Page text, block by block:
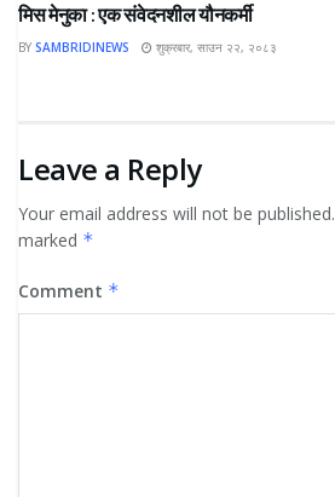
मिस मेनुका : एक संवेदनशील यौनकर्मी
BY SAMBRIDINEWS शुक्रबार, साउन २२, २०८३
Leave a Reply
Your email address will not be published.
marked *
Comment *